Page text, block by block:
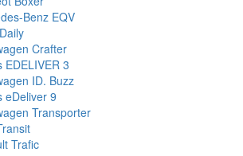
Benz EQV
Crafter
EDELIVER 3
ID. Buzz
eDeliver 9
Transporter
Trafic